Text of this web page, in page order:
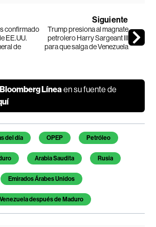
confirmado
EE.UU.
de
Siguiente
Trump presiona al magnate
petrolero Harry Sargeant III
para que salga de Venezuela
Bloomberg Líneaen su fuente de
artículo
del día OPEP Petróleo
Arabia Saudita Rusia
Emirados Árabes Unidos
Venezuela después de Maduro